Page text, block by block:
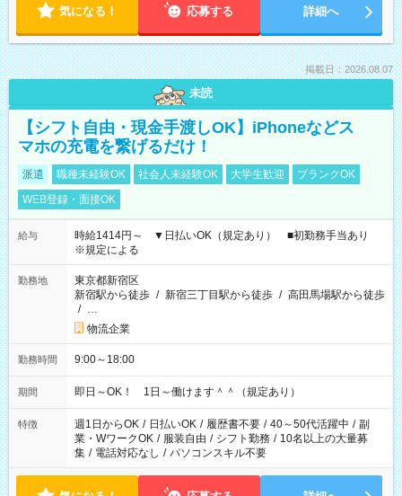
気になる！ 応募する 詳細へ
掲載日：2026.08.07
未読
【シフト自由・現金手渡しOK】iPhoneなどス
マホの充電を繋げるだけ！
派遣 職種未経験OK 社会人未経験OK 大学生歓迎
ブランクOK
WEB登録・面接OK
給与
時給1414円～ ▼日払いOK（規定あり） ■初勤務手当あり
※規定による
勤務地
東京都新宿区
新宿駅から徒歩 / 新宿三丁目駅から徒歩 / 高田馬場駅から徒歩
/ …
物流企業
勤務時間 9:00～18:00
期間 即日～OK！ 1日～働けます＾＾（規定あり）
特徴 週1日からOK / 日払いOK / 履歴書不要 / 40～50代活躍中 / 副
業・WワークOK / 服装自由 / シフト勤務 / 10名以上の大量募
集 / 電話対応なし / パソコンスキル不要